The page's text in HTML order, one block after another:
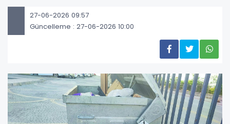
27-06-2026 09:57
Güncelleme : 27-06-2026 10:00